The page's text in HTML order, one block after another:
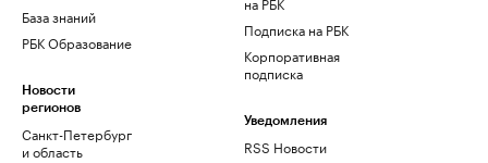
База знаний
РБК Образование
Новости
регионов
Санкт-Петербург
и область
Подписка на РБК
Корпоративная
подписка
Уведомления
RSS Новости